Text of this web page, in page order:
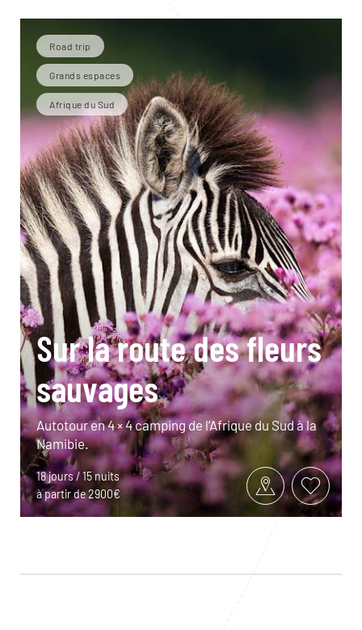
Road trip
Grands espaces
Afrique du Sud
Sur la route des fleurs
sauvages
Autotour en 4 × 4 camping de l’Afrique du Sud à la
Namibie.
18 jours / 15 nuits
à partir de 2900€